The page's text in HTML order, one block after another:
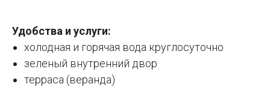
Удобства и услуги:
холодная и горячая вода круглосуточно
зеленый внутренний двор
терраса (веранда)